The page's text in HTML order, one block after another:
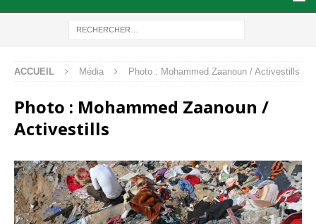
ACCUEIL Média Photo : Mohammed Zaanoun / Activestills
Photo : Mohammed Zaanoun /
Activestills